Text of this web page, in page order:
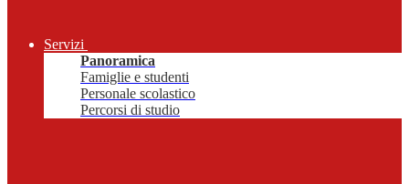
Servizi
Panoramica
Famiglie e studenti
Personale scolastico
Percorsi di studio